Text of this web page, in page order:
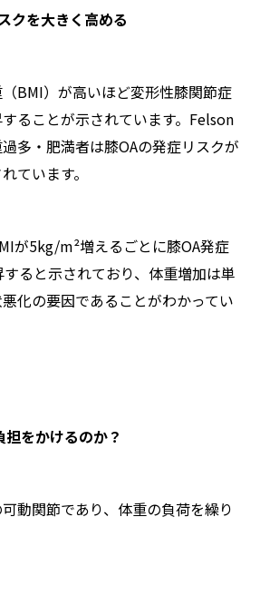
クを大きく高める
BMI）が高いほど変形性膝関節症
ることが示されています。Felson
多・肥満者は膝OAの発症リスクが
ています。
が5kg/m²増えるごとに膝OA発症
ると示されており、体重増加は単
化の要因であることがわかってい
をかけるのか？
動関節であり、体重の負荷を繰り